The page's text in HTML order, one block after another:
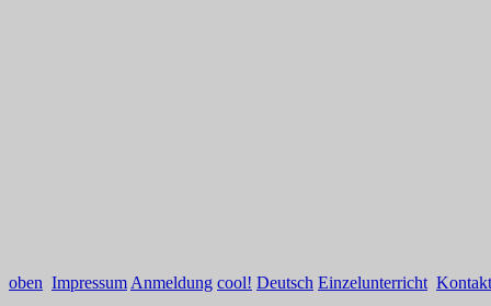
oben Impressum Anmeldung cool! Deutsch Einzelunterricht Kontakt